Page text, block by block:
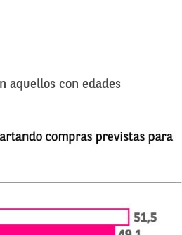
aquellos con edades